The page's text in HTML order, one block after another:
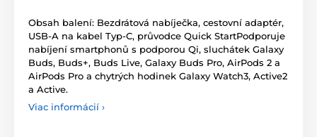
Obsah balení: Bezdrátová nabíječka, cestovní adaptér,
USB-A na kabel Typ-C, průvodce Quick StartPodporuje
nabíjení smartphonů s podporou Qi, sluchátek Galaxy
Buds, Buds+, Buds Live, Galaxy Buds Pro, AirPods 2 a
AirPods Pro a chytrých hodinek Galaxy Watch3, Active2
a Active.
Viac informácií ›